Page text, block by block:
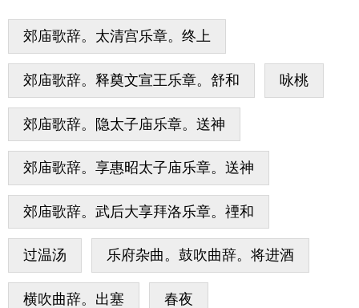
郊庙歌辞。太清宫乐章。终上
郊庙歌辞。释奠文宣王乐章。舒和 咏桃
郊庙歌辞。隐太子庙乐章。送神
郊庙歌辞。享惠昭太子庙乐章。送神
郊庙歌辞。武后大享拜洛乐章。禋和
过温汤 乐府杂曲。鼓吹曲辞。将进酒
横吹曲辞。出塞 春夜